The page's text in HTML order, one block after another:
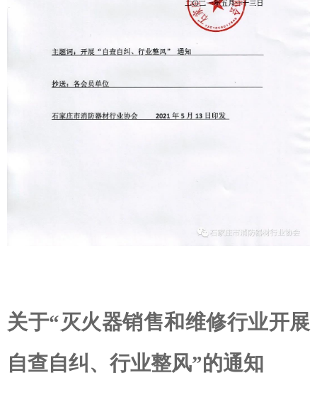
关于“灭火器销售和维修行业开展
自查自纠、行业整风”的通知